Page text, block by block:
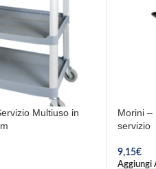
Multiuso in
Morini –
servizio
9,15€
Aggiungi